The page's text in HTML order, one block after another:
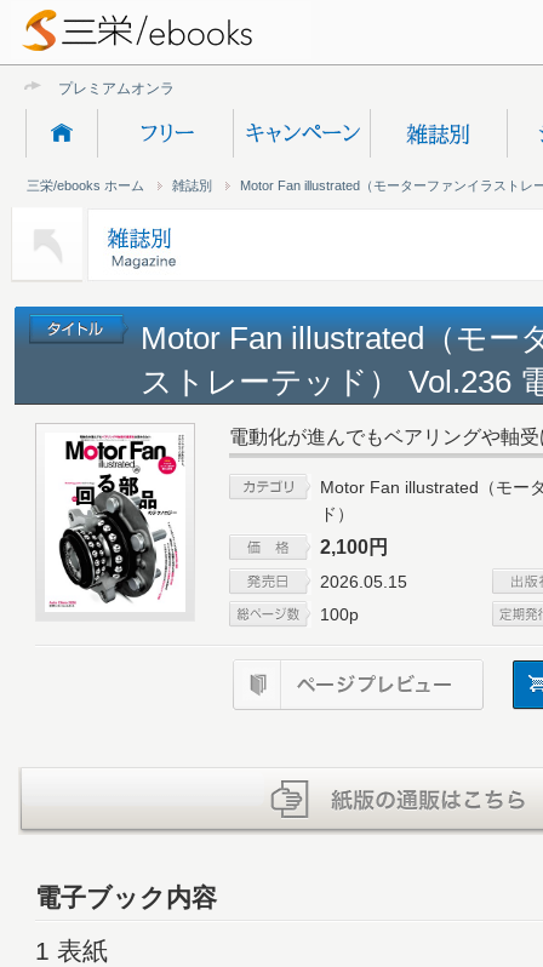
プレミアムオンライン新
三栄/ebooks ホーム 雑誌別 Motor Fan illustrated（モーターファンイラストレ
Motor Fan illustrated（モー
ストレーテッド） Vol.236
電動化が進んでもベアリングや軸
Motor Fan illustrated（モー
ド）
2,100円
2026.05.15
100p
電子ブック内容
1 表紙